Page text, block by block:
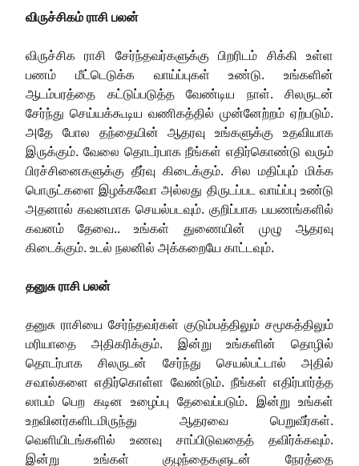
விருச்சிகம் ராசி பலன்
விருச்சிக ராசி சேர்ந்தவர்களுக்கு பிறரிடம் சிக்கி உள்ள
பணம் மீட்டெடுக்க வாய்ப்புகள் உண்டு. உங்களின்
ஆடம்பரத்தை கட்டுப்படுத்த வேண்டிய நாள். சிலருடன்
சேர்ந்து செய்யக்கூடிய வணிகத்தில் முன்னேற்றம் ஏற்படும்.
அதே போல தந்தையின் ஆதரவு உங்களுக்கு உதவியாக
இருக்கும். வேலை தொடர்பாக நீங்கள் எதிர்கொண்டு வரும்
பிரச்சினைகளுக்கு தீர்வு கிடைக்கும். சில மதிப்பும் மிக்க
பொருட்களை இழக்கவோ அல்லது திருடப்பட வாய்ப்பு உண்டு
அதனால் கவனமாக செயல்படவும். குறிப்பாக பயணங்களில்
கவனம் தேவை.. உங்கள் துணையின் முழு ஆதரவு
கிடைக்கும். உடல் நலனில் அக்கறையே காட்டவும்.
தனுசு ராசி பலன்
தனுசு ராசியை சேர்ந்தவர்கள் குடும்பத்திலும் சமூகத்திலும்
மரியாதை அதிகரிக்கும். இன்று உங்களின் தொழில்
தொடர்பாக சிலருடன் சேர்ந்து செயல்பட்டால் அதில்
சவால்களை எதிர்கொள்ள வேண்டும். நீங்கள் எதிர்பார்த்த
லாபம் பெற கடின உழைப்பு தேவைப்படும். இன்று உங்கள்
உறவினர்களிடமிருந்து ஆதரவை பெறுவீர்கள்.
வெளியிடங்களில் உணவு சாப்பிடுவதைத் தவிர்க்கவும்.
இன்று உங்கள் குழந்தைகளுடன் நேரத்தை